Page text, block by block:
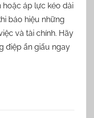
hoặc áp lực kéo dài
báo hiệu những
và tài chính. Hãy
điệp ẩn giấu ngay